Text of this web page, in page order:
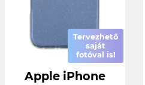
Tervezhető
saját
fotóval is!
Apple iPhone